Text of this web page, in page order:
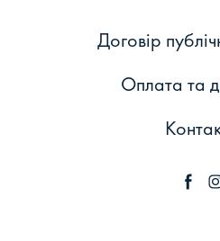
Договір
Оплата та